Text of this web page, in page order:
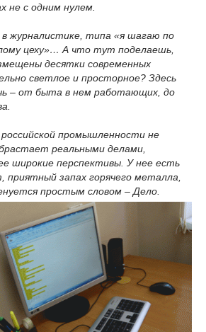
не с одним нулем.
журналистике, типа «я шагаю по
цеху»… А что тут поделаешь,
десятки современных
светлое и просторное? Здесь
– от быта в нем работающих, до
промышленности не
реальными делами,
широкие перспективы. У нее есть
запах горячего металла,
простым словом – Дело.